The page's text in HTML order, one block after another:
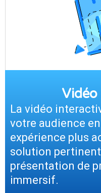
La vidéo
votre audience
expérience plus
solution
présentation de
immersif.